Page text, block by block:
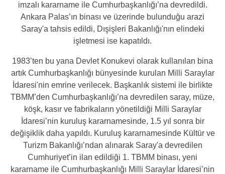
imzalı kararname ile Cumhurbaşkanlığı’na devredildi.
Ankara Palas’ın binası ve üzerinde bulunduğu arazi
Saray'a tahsis edildi, Dışişleri Bakanlığı'nın elindeki
işletmesi ise kapatıldı.
1983’ten bu yana Devlet Konukevi olarak kullanılan bina
artık Cumhurbaşkanlığı bünyesinde kurulan Milli Saraylar
İdaresi'nin emrine verilecek. Başkanlık sistemi ile birlikte
TBMM’den Cumhurbaşkanlığı’na devredilen saray, müze,
köşk, kasır ve fabrikaların yönetildiği Milli Saraylar
İdaresi’nin kuruluş kararnamesinde, 1.5 yıl sonra bir
değişiklik daha yapıldı. Kuruluş kararnamesinde Kültür ve
Turizm Bakanlığı’ndan alınarak Saray'a devredilen
Cumhuriyet’in ilan edildiği 1. TBMM binası, yeni
kararname ile Cumhurbaşkanlığı Milli Saraylar İdaresi’nin